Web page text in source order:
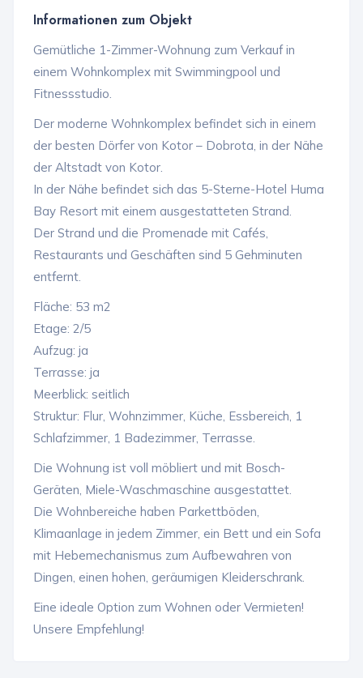
Informationen zum Objekt
Gemütliche 1-Zimmer-Wohnung zum Verkauf in
einem Wohnkomplex mit Swimmingpool und
Fitnessstudio.
Der moderne Wohnkomplex befindet sich in einem
der besten Dörfer von Kotor – Dobrota, in der Nähe
der Altstadt von Kotor.
In der Nähe befindet sich das 5-Sterne-Hotel Huma
Bay Resort mit einem ausgestatteten Strand.
Der Strand und die Promenade mit Cafés,
Restaurants und Geschäften sind 5 Gehminuten
entfernt.
Fläche: 53 m2
Etage: 2/5
Aufzug: ja
Terrasse: ja
Meerblick: seitlich
Struktur: Flur, Wohnzimmer, Küche, Essbereich, 1
Schlafzimmer, 1 Badezimmer, Terrasse.
Die Wohnung ist voll möbliert und mit Bosch-
Geräten, Miele-Waschmaschine ausgestattet.
Die Wohnbereiche haben Parkettböden,
Klimaanlage in jedem Zimmer, ein Bett und ein Sofa
mit Hebemechanismus zum Aufbewahren von
Dingen, einen hohen, geräumigen Kleiderschrank.
Eine ideale Option zum Wohnen oder Vermieten!
Unsere Empfehlung!